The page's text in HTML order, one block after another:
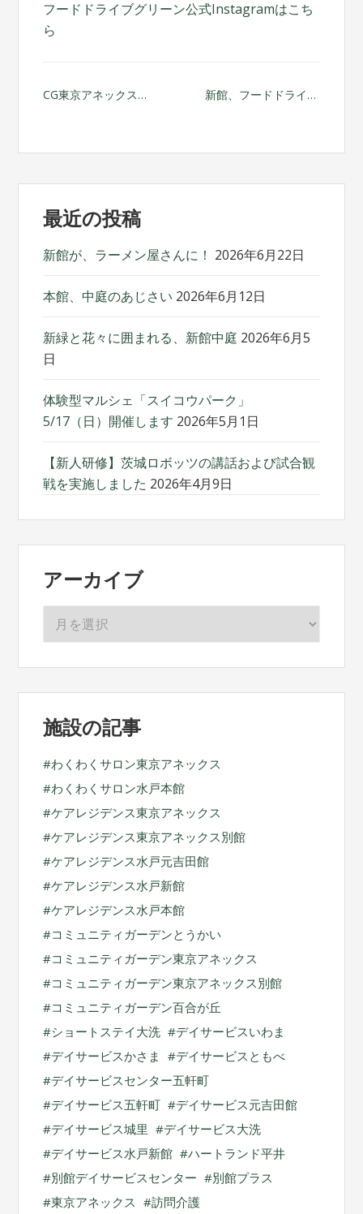
フードドライブグリーン公式Instagramはこち
ら
投
ナ
ビ
ゲ
ー
シ
ン
CG東京アネックス別館プラス、オープン！ 新館、フードドライブの取り組み
最近の投稿
新館が、ラーメン屋さんに！ 2026年6月22日
本館、中庭のあじさい 2026年6月12日
新緑と花々に囲まれる、新館中庭 2026年6月5
日
体験型マルシェ「スイコウパーク」
5/17（日）開催します 2026年5月1日
【新人研修】茨城ロボッツの講話および試合観
戦を実施しました 2026年4月9日
アーカイブ
施設の記事
わくわくサロン東京アネックス
わくわくサロン水戸本館
ケアレジデンス東京アネックス
ケアレジデンス東京アネックス別館
ケアレジデンス水戸元吉田館
ケアレジデンス水戸新館
ケアレジデンス水戸本館
コミュニティガーデンとうかい
コミュニティガーデン東京アネックス
コミュニティガーデン東京アネックス別館
コミュニティガーデン百合が丘
ショートステイ大洗
デイサービスいわま
デイサービスかさま
デイサービスともべ
デイサービスセンター五軒町
デイサービス五軒町
デイサービス元吉田館
デイサービス城里
デイサービス大洗
デイサービス水戸新館
ハートランド平井
別館デイサービスセンター
別館プラス
東京アネックス
訪問介護